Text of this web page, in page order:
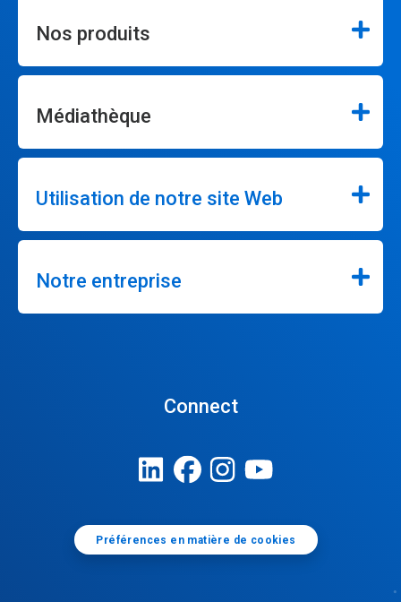
Nos produits
Médiathèque
Utilisation de notre site Web
Notre entreprise
Connect
Préférences en matière de cookies